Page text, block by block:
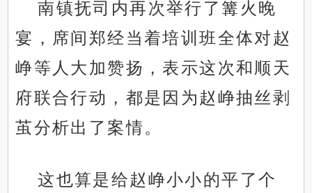
南镇抚司内再次举行了篝火晚
宴，席间郑经当着培训班全体对赵
峥等人大加赞扬，表示这次和顺天
府联合行动，都是因为赵峥抽丝剥
茧分析出了案情。
这也算是给赵峥小小的平了个